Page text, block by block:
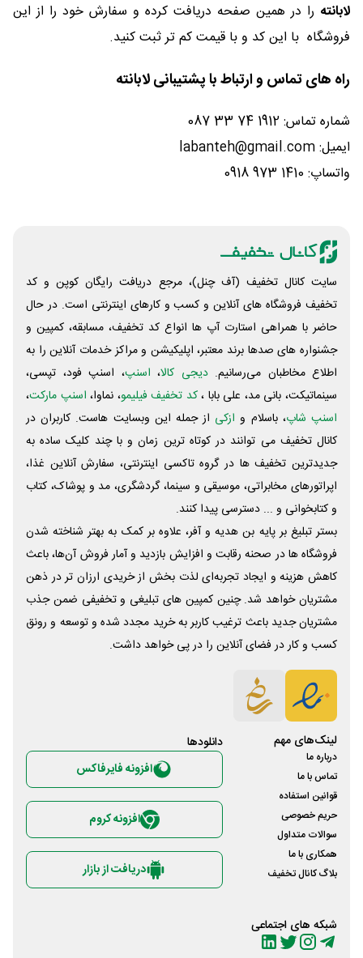
لابانته را در همین صفحه دریافت کرده و سفارش خود را از این
فروشگاه با این کد و با قیمت کم تر ثبت کنید.
راه های تماس و ارتباط با پشتیبانی لابانته
شماره تماس: 1912 74 33 087
ایمیل: labanteh@gmail.com
واتساپ: 1410 973 0918
سایت کانال تخفیف (آف چنل)، مرجع دریافت رایگان کوپن و کد
تخفیف فروشگاه های آنلاین و کسب و‌ کارهای اینترنتی است. در حال
حاضر با همراهی استارت آپ ها انواع کد تخفیف، مسابقه، کمپین و
جشنواره های صدها برند معتبر، اپلیکیشن و مراکز خدمات آنلاین را به
اطلاع مخاطبان می‌رسانیم. دیجی کالا، اسنپ، اسنپ فود، تپسی،
سینماتیکت، بانی مد، علی‌ بابا ،کد تخفیف فیلیمو، نماوا، اسنپ مارکت،
اسنپ شاپ، باسلام و ازکی از جمله این وبسایت ‌هاست. کاربران در
کانال تخفیف می توانند در کوتاه ترین زمان و با چند کلیک ساده به
جدیدترین تخفیف ها در گروه تاکسی اینترنتی، سفارش آنلاین غذا،
اپراتورهای مخابراتی، موسیقی و سینما، گردشگری، مد و پوشاک، کتاب
و کتابخوانی و ... دسترسی پیدا کنند.
بستر تبلیغ بر پایه بن هدیه و آفر، علاوه بر کمک به بهتر شناخته شدن
فروشگاه ها در صحنه رقابت و افزایش بازدید و آمار فروش آن‌ها، باعث
کاهش هزینه و ایجاد تجربه‌ای لذت بخش از خریدی ارزان تر در ذهن
مشتریان خواهد شد. چنین کمپین های تبلیغی و تخفیفی ضمن جذب
مشتریان جدید باعث ترغیب کاربر به خرید مجدد شده و توسعه و رونق
کسب و کار در فضای آنلاین را در پی خواهد داشت.
لینک‌های مهم
درباره ما
تماس با ما
قوانین استفاده
حریم خصوصی
سوالات متداول
همکاری با ما
بلاگ کانال تخفیف
شبکه های اجتماعی
دانلود‌ها
افزونه فایرفاکس
افزونه کروم
دریافت از بازار